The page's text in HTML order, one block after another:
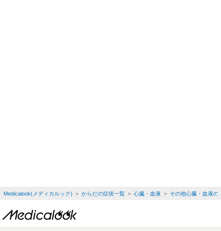
Medicalook(メディカルック) > からだの症状一覧> 心臓・血液> その他心臓・血液の